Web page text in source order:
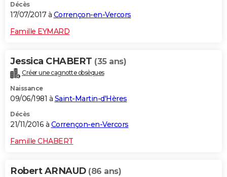
Décès
17/07/2017 à Corrençon-en-Vercors
Famille EYMARD
Jessica CHABERT (35 ans)
Créer une cagnotte obsèques
Naissance
09/06/1981 à Saint-Martin-d'Hères
Décès
21/11/2016 à Corrençon-en-Vercors
Famille CHABERT
Robert ARNAUD (86 ans)